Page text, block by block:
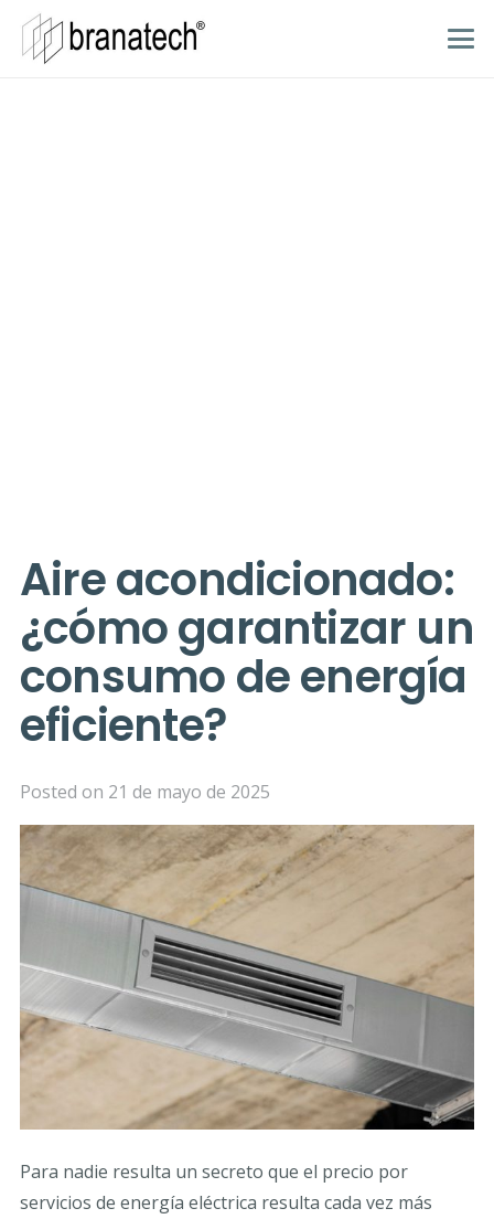
Aire acondicionado:
¿cómo garantizar un
consumo de energía
eficiente?
Posted on 21 de mayo de 2025
Para nadie resulta un secreto que el precio por
servicios de energía eléctrica resulta cada vez más